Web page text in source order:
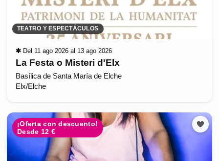
TEATRO Y ESPECTÁCULOS
✱ Del 11 ago 2026 al 13 ago 2026
La Festa o Misteri d'Elx
Basílica de Santa María de Elche
Elx/Elche
¡Oferta con descuento!
Desde 12 €